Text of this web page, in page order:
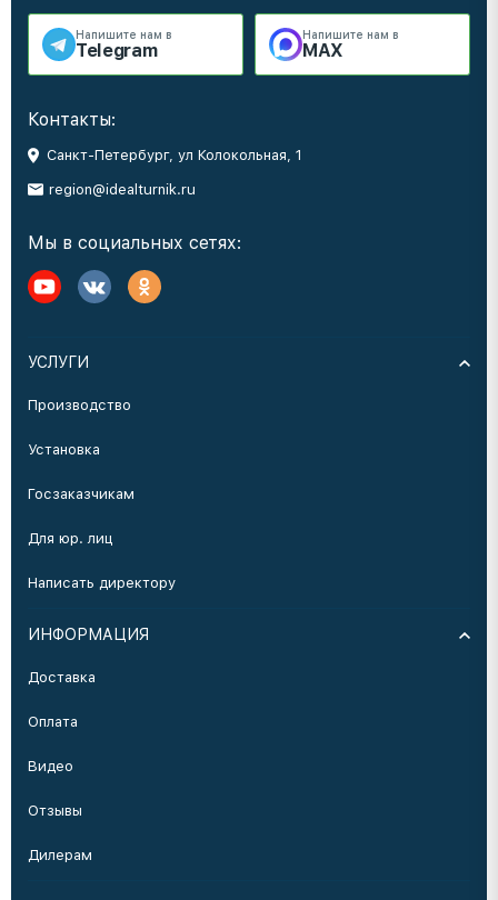
Напишите нам в
Telegram
Напишите нам в
MAX
Контакты:
Санкт-Петербург, ул Колокольная, 1
region@idealturnik.ru
Мы в социальных сетях:
УСЛУГИ
Производство
Установка
Госзаказчикам
Для юр. лиц
Написать директору
ИНФОРМАЦИЯ
Доставка
Оплата
Видео
Отзывы
Дилерам